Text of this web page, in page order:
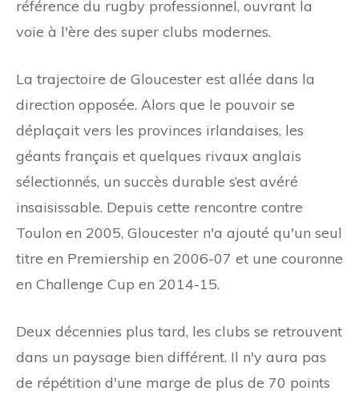
référence du rugby professionnel, ouvrant la
voie à l'ère des super clubs modernes.
La trajectoire de Gloucester est allée dans la
direction opposée. Alors que le pouvoir se
déplaçait vers les provinces irlandaises, les
géants français et quelques rivaux anglais
sélectionnés, un succès durable s’est avéré
insaisissable. Depuis cette rencontre contre
Toulon en 2005, Gloucester n'a ajouté qu'un seul
titre en Premiership en 2006-07 et une couronne
en Challenge Cup en 2014-15.
Deux décennies plus tard, les clubs se retrouvent
dans un paysage bien différent. Il n'y aura pas
de répétition d'une marge de plus de 70 points